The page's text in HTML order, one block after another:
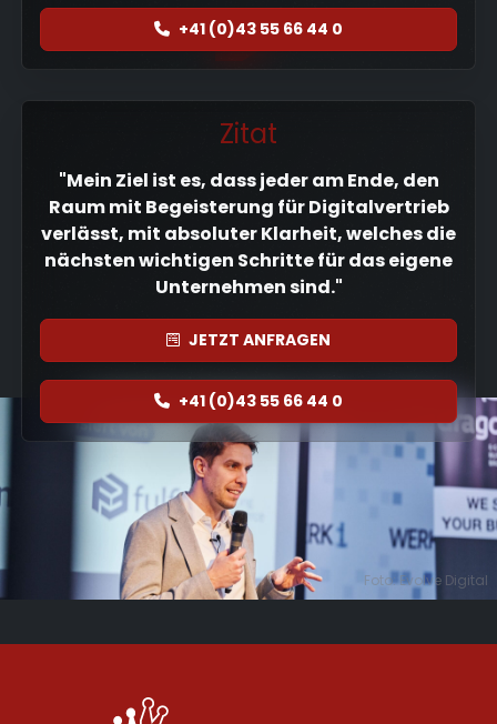
+41 (0)43 55 66 44 0
Foto: Evolve Digital
Zitat
"Mein Ziel ist es, dass jeder am Ende, den
Raum mit Begeisterung für Digitalvertrieb
verlässt, mit absoluter Klarheit, welches die
nächsten wichtigen Schritte für das eigene
Unternehmen sind."
JETZT ANFRAGEN
+41 (0)43 55 66 44 0